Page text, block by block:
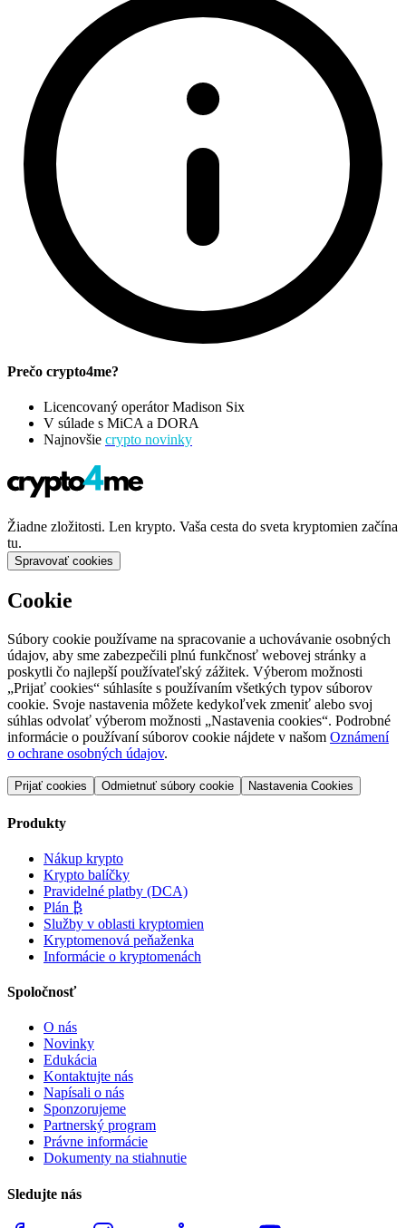
Prečo crypto4me?
Licencovaný operátor Madison Six
V súlade s MiCA a DORA
Najnovšie crypto novinky
Žiadne zložitosti. Len krypto. Vaša cesta do sveta kryptomien začína
tu.
Spravovať cookies
Cookie
Súbory cookie používame na spracovanie a uchovávanie osobných
údajov, aby sme zabezpečili plnú funkčnosť webovej stránky a
poskytli čo najlepší používateľský zážitek. Výberom možnosti
„Prijať cookies“ súhlasíte s používaním všetkých typov súborov
cookie. Svoje nastavenia môžete kedykoľvek zmeniť alebo svoj
súhlas odvolať výberom možnosti „Nastavenia cookies“. Podrobné
informácie o používaní súborov cookie nájdete v našom Oznámení
o ochrane osobných údajov.
Prijať cookies Odmietnuť súbory cookie Nastavenia Cookies
Produkty
Nákup krypto
Krypto balíčky
Pravidelné platby (DCA)
Plán ₿
Služby v oblasti kryptomien
Kryptomenová peňaženka
Informácie o kryptomenách
Spoločnosť
O nás
Novinky
Edukácia
Kontaktujte nás
Napísali o nás
Sponzorujeme
Partnerský program
Právne informácie
Dokumenty na stiahnutie
Sledujte nás